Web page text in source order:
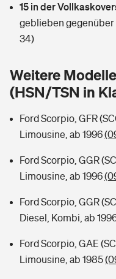
Tools
Wer versichert was: Jetzt
Sie haben Fragen?
Handyversicherung
Zur Übersicht
Tools
Kinderunfall-Check:
Sie haben Fragen?
Sie haben Fragen?
15 in der
geblieben gegenüber
34)
Weitere
(HSN/TSN in
Ford Scorpio, GFR
Limousine, ab 1996
Ford Scorpio, GGR
Limousine, ab 1996
Ford Scorpio, GGR
Diesel, Kombi, ab
Ford Scorpio, GAE
Limousine, ab 1985